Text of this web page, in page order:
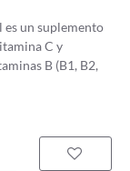
un suplemento
C y
B (B1, B2,